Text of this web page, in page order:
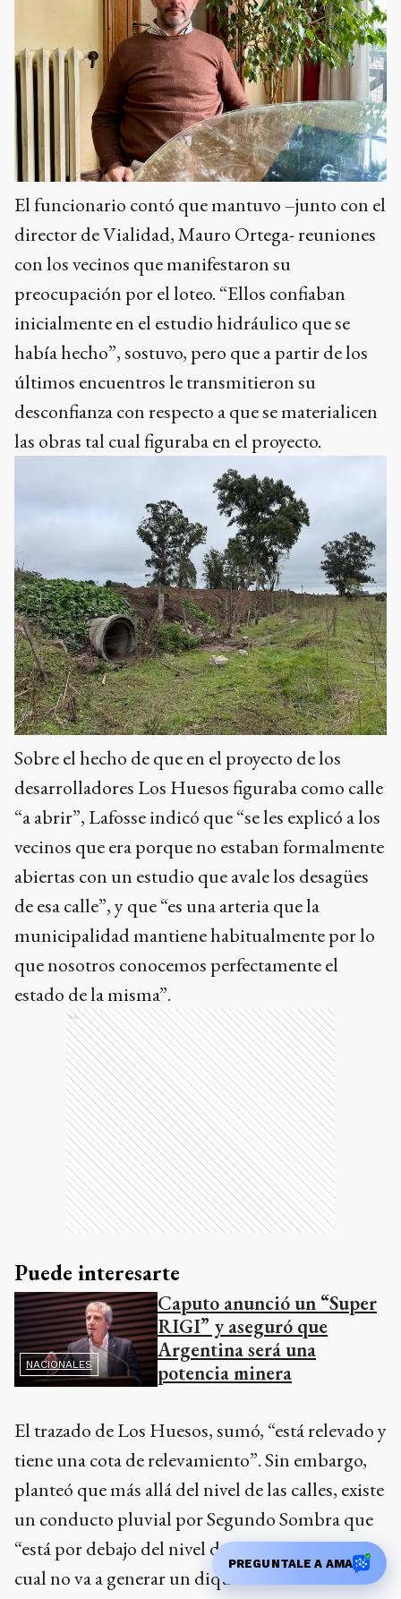
El funcionario contó que mantuvo –junto con el
director de Vialidad, Mauro Ortega- reuniones
con los vecinos que manifestaron su
preocupación por el loteo. “Ellos confiaban
inicialmente en el estudio hidráulico que se
había hecho”, sostuvo, pero que a partir de los
últimos encuentros le transmitieron su
desconfianza con respecto a que se materialicen
las obras tal cual figuraba en el proyecto.
Sobre el hecho de que en el proyecto de los
desarrolladores Los Huesos figuraba como calle
“a abrir”, Lafosse indicó que “se les explicó a los
vecinos que era porque no estaban formalmente
abiertas con un estudio que avale los desagües
de esa calle”, y que “es una arteria que la
municipalidad mantiene habitualmente por lo
que nosotros conocemos perfectamente el
estado de la misma”.
Ads
Puede interesarte
NACIONALES
Caputo anunció un “Super
RIGI” y aseguró que
Argentina será una
potencia minera
El trazado de Los Huesos, sumó, “está relevado y
tiene una cota de relevamiento”. Sin embargo,
planteó que más allá del nivel de las calles, existe
un conducto pluvial por Segundo Sombra que
“está por debajo del nivel de Los Huesos, con lo
cual no va a generar un dique”.
PREGUNTALE A AMA